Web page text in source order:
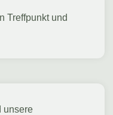
Treffpunkt und
unsere